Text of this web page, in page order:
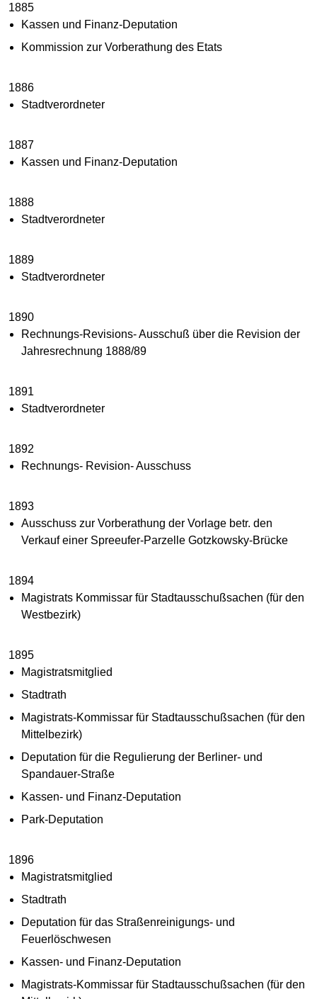
1885
Kassen und Finanz-Deputation
Kommission zur Vorberathung des Etats
1886
Stadtverordneter
1887
Kassen und Finanz-Deputation
1888
Stadtverordneter
1889
Stadtverordneter
1890
Rechnungs-Revisions- Ausschuß über die Revision der
Jahresrechnung 1888/89
1891
Stadtverordneter
1892
Rechnungs- Revision- Ausschuss
1893
Ausschuss zur Vorberathung der Vorlage betr. den
Verkauf einer Spreeufer-Parzelle Gotzkowsky-Brücke
1894
Magistrats Kommissar für Stadtausschußsachen (für den
Westbezirk)
1895
Magistratsmitglied
Stadtrath
Magistrats-Kommissar für Stadtausschußsachen (für den
Mittelbezirk)
Deputation für die Regulierung der Berliner- und
Spandauer-Straße
Kassen- und Finanz-Deputation
Park-Deputation
1896
Magistratsmitglied
Stadtrath
Deputation für das Straßenreinigungs- und
Feuerlöschwesen
Kassen- und Finanz-Deputation
Magistrats-Kommissar für Stadtausschußsachen (für den